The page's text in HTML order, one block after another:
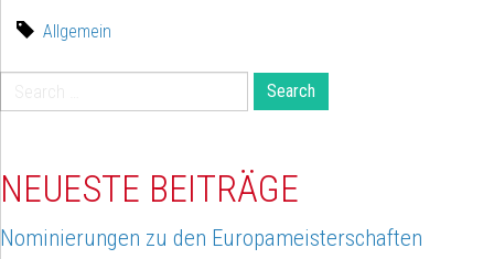
Allgemein
Search
for:
NEUESTE BEITRÄGE
Nominierungen zu den Europameisterschaften